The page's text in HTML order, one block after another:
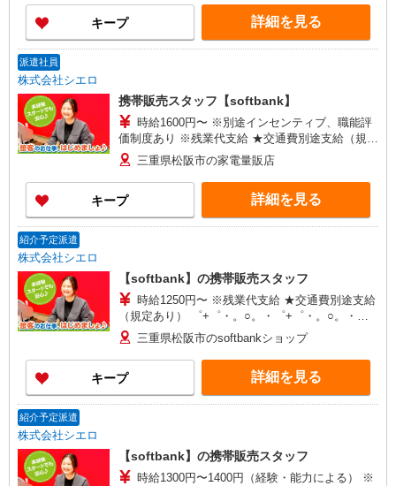
ィブ支給(規定有) ★月2回払い・週払い可能（規程
有）★ ゜・。○。・゜+゜・。○。・゜+゜
キープ 詳細を見る
派遣社員
株式会社シエロ
携帯販売スタッフ【softbank】
時給1600円〜 ※別途インセンティブ、職能評
価制度あり ※残業代支給 ★交通費別途支給（規定
あり） ゜+゜・。○。・゜+゜・。○。・゜+゜ 入
社祝い金10万円支給(規定有) お友達を紹介頂くと,
インセンティブ支給(規定有) ★月2回払い・週払い
可能（規程有）★ ゜・。○。・゜+゜・。○。・゜
+゜
三重県松阪市の家電量販店
キープ 詳細を見る
紹介予定派遣
株式会社シエロ
【softbank】の携帯販売スタッフ
時給1250円〜 ※残業代支給 ★交通費別途支給
（規定あり） ゜+゜・。○。・゜+゜・。○。・゜
+゜ 入社祝い金10万円支給(規定有) お友達を紹介
頂くと, インセンティブ支給(規定有) ★月2回払
い・週払い可能（規程有）★ ゜・。○。・゜
+゜・。○。・゜+゜
三重県松阪市のsoftbankショップ
キープ 詳細を見る
紹介予定派遣
株式会社シエロ
【softbank】の携帯販売スタッフ
時給1300円〜1400円（経験・能力による） ※